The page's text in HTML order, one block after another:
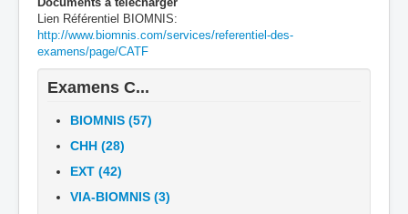
Lien Référentiel BIOMNIS:
http://www.biomnis.com/services/referentiel-des-
examens/page/CATF
Examens C...
BIOMNIS (57)
CHH (28)
EXT (42)
VIA-BIOMNIS (3)